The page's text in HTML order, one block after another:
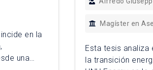
en la
una
Magíster en
Esta tesis
la transición